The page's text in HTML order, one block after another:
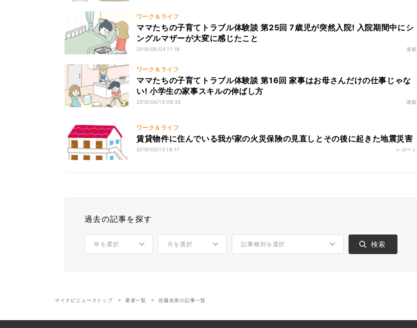
ワーク＆ライフ
ママたちの子育てトラブル体験談 第25回 7歳児が突然入院! 入院期間中にシ
ングルマザーが大変に感じたこと
2019/09/04 11:18 連載
ワーク＆ライフ
ママたちの子育てトラブル体験談 第16回 家事はお母さんだけの仕事じゃな
い! 小学生の家事スキルの伸ばし方
2019/04/19 09:33 連載
ワーク＆ライフ
賃貸物件に住んでいる我が家の火災保険の見直しとその後に起きた地震災害
2019/03/13 16:17 レポート
過去の記事を探す
マイナビニューストップ 著者一覧 佐藤友美の記事一覧